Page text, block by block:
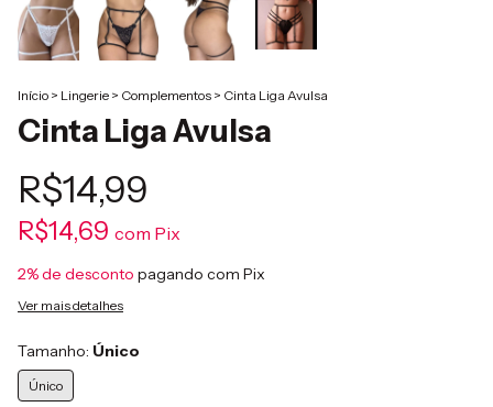
Início > Lingerie > Complementos > Cinta Liga Avulsa
Cinta Liga Avulsa
R$14,99
R$14,69 com Pix
2% de desconto pagando com Pix
Ver mais detalhes
Tamanho: Único
Único